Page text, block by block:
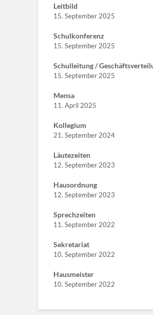
Leitbild
15. September 2025
Schulkonferenz
15. September 2025
Schulleitung /
15. September 2025
Mensa
11. April 2025
Kollegium
21. September 2024
Läutezeiten
12. September 2023
Hausordnung
12. September 2023
Sprechzeiten
11. September 2022
Sekretariat
10. September 2022
Hausmeister
10. September 2022